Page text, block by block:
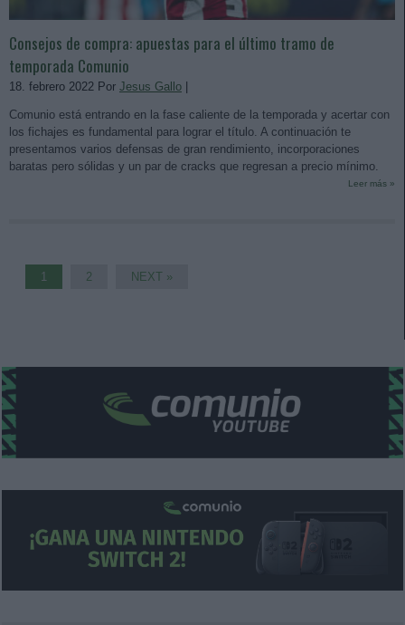
Consejos de compra: apuestas para el último tramo de
temporada Comunio
18. febrero 2022 Por Jesus Gallo
Comunio está entrando en la fase caliente de la temporada y acertar con
los fichajes es fundamental para lograr el título. A continuación te
presentamos varios defensas de gran rendimiento, incorporaciones
baratas pero sólidas y un par de cracks que regresan a precio mínimo.
Leer más »
1 2 NEXT »